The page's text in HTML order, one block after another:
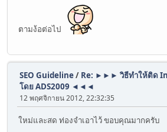
ตามง้อต่อไป
SEO Guideline/ Re: ►►► วิธีทำให้ติด
โดย ADS2009 ◄◄◄
12 พฤศจิกายน 2012, 22:32:35
ใหม่และสด ท่องจำเอาไว้ ขอบคุณมากครับ